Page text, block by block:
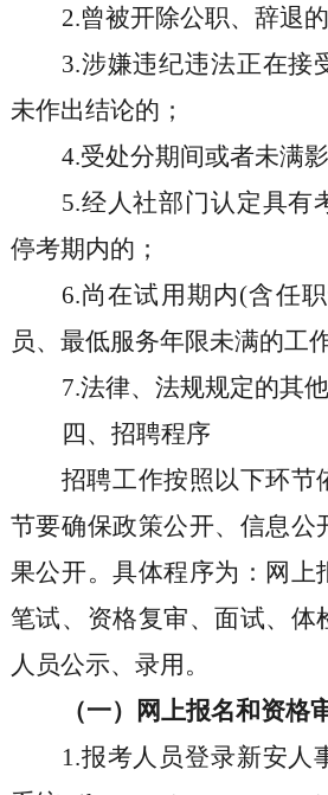
2.曾被开除公职、辞退的
3.涉嫌违纪违法正在接
未作出结论的；
4.受处分期间或者未满
5.经人社部门认定具有
停考期内的；
6.尚在试用期内(含任
员、最低服务年限未满的工
7.法律、法规规定的其他
四、招聘程序
招聘工作按照以下环节
节要确保政策公开、信息公
果公开。具体程序为：网上
笔试、资格复审、面试、体
人员公示、录用。
（一）网上报名和资格
1.报考人员登录新安人